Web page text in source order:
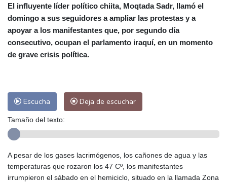
Alicante
31 °C Córdoba
36 °C
Málaga
31 °C Murcia
32 °C
Las Palmas de Gran Canaria
28 °C
Ibiza
31 °C
Panama City
24 °C
El influyente líder político chiita, Moqtada Sadr, llamó el
domingo a sus seguidores a ampliar las protestas y a
apoyar a los manifestantes que, por segundo día
consecutivo, ocupan el parlamento iraquí, en un momento
de grave crisis política.
Escucha Deja de escuchar
Tamaño del texto:
A pesar de los gases lacrimógenos, los cañones de agua y las
temperaturas que rozaron los 47 Cº, los manifestantes
irrumpieron el sábado en el hemiciclo, situado en la llamada Zona